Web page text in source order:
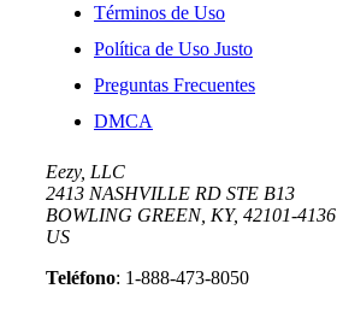
Términos de Uso
Política de Uso Justo
Preguntas Frecuentes
DMCA
Eezy, LLC
2413 NASHVILLE RD STE B13
BOWLING GREEN, KY, 42101-4136
US
Teléfono: 1-888-473-8050